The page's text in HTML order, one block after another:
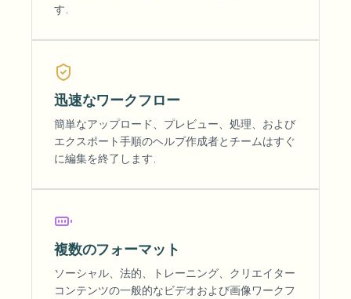
す.
迅速なワークフロー
簡単なアップロード、プレビュー、処理、および
エクスポート手順のヘルプ作成者とチームはすぐ
に編集を終了します.
複数のフォーマット
ソーシャル、法的、トレーニング、クリエイター
コンテンツの一般的なビデオおよび画像ワークフ